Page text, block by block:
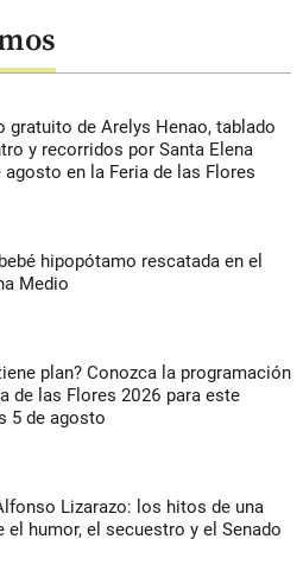
gratuito de Arelys Henao, tablado
y recorridos por Santa Elena
agosto en la Feria de las Flores
hipopótamo rescatada en el
Medio
plan? Conozca la programación
de las Flores 2026 para este
5 de agosto
Lizarazo: los hitos de una
el humor, el secuestro y el Senado